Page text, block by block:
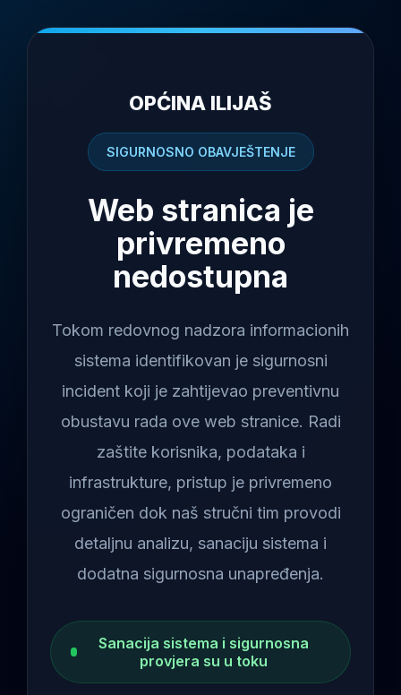
OPĆINA ILIJAŠ
SIGURNOSNO OBAVJEŠTENJE
Web stranica je
privremeno
nedostupna
Tokom redovnog nadzora informacionih
sistema identifikovan je sigurnosni
incident koji je zahtijevao preventivnu
obustavu rada ove web stranice. Radi
zaštite korisnika, podataka i
infrastrukture, pristup je privremeno
ograničen dok naš stručni tim provodi
detaljnu analizu, sanaciju sistema i
dodatna sigurnosna unapređenja.
Sanacija sistema i sigurnosna
provjera su u toku